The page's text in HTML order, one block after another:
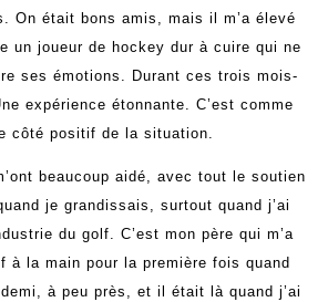
On était bons amis, mais il m’a élevé
un joueur de hockey dur à cuire qui ne
ses émotions. Durant ces trois mois-
expérience étonnante. C’est comme
côté positif de la situation.
beaucoup aidé, avec tout le soutien
je grandissais, surtout quand j’ai
du golf. C’est mon père qui m’a
à la main pour la première fois quand
à peu près, et il était là quand j’ai